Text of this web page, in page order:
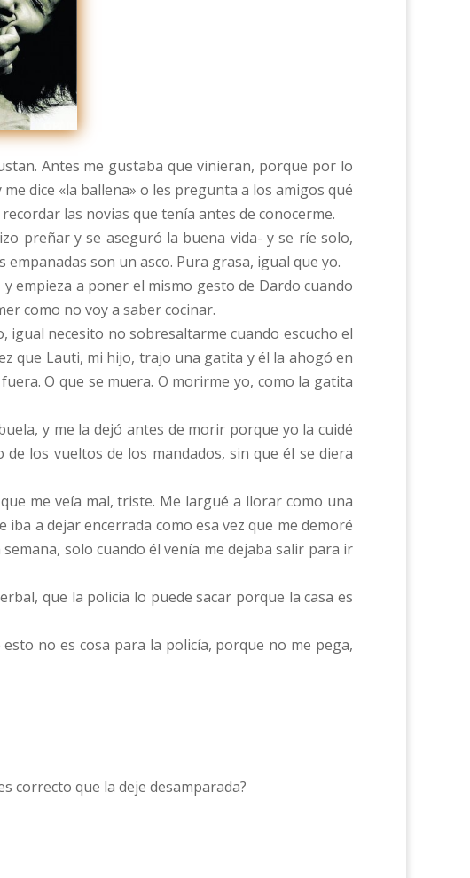
Antes me gustaba que vinieran, porque por lo
dice «la ballena» o les pregunta a los amigos qué
las novias que tenía antes de conocerme.
preñar y se aseguró la buena vida- y se ríe solo,
son un asco. Pura grasa, igual que yo.
empieza a poner el mismo gesto de Dardo cuando
como no voy a saber cocinar.
igual necesito no sobresaltarme cuando escucho el
que Lauti, mi hijo, trajo una gatita y él la ahogó en
O que se muera. O morirme yo, como la gatita
y me la dejó antes de morir porque yo la cuidé
los vueltos de los mandados, sin que él se diera
me veía mal, triste. Me largué a llorar como una
a dejar encerrada como esa vez que me demoré
solo cuando él venía me dejaba salir para ir
que la policía lo puede sacar porque la casa es
no es cosa para la policía, porque no me pega,
correcto que la deje desamparada?